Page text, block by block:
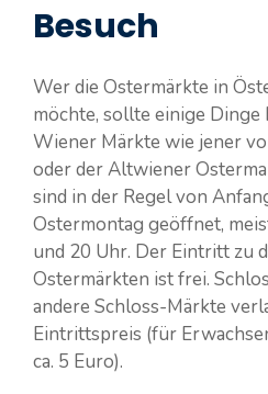
Besuch
Wer die Ostermärkte in
möchte, sollte einige Dinge
Wiener Märkte wie jener
oder der Altwiener
sind in der Regel von
Ostermontag geöffnet,
und 20 Uhr. Der Eintritt zu
Ostermärkten ist frei.
andere Schloss-Märkte
Eintrittspreis (für
ca. 5 Euro).